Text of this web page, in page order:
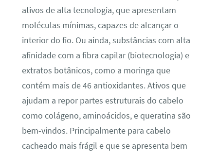
ativos de alta tecnologia, que apresentam
moléculas mínimas, capazes de alcançar o
interior do fio. Ou ainda, substâncias com alta
afinidade com a fibra capilar (biotecnologia) e
extratos botânicos, como a moringa que
contém mais de 46 antioxidantes. Ativos que
ajudam a repor partes estruturais do cabelo
como colágeno, aminoácidos, e queratina são
bem-vindos. Principalmente para cabelo
cacheado mais frágil e que se apresenta bem